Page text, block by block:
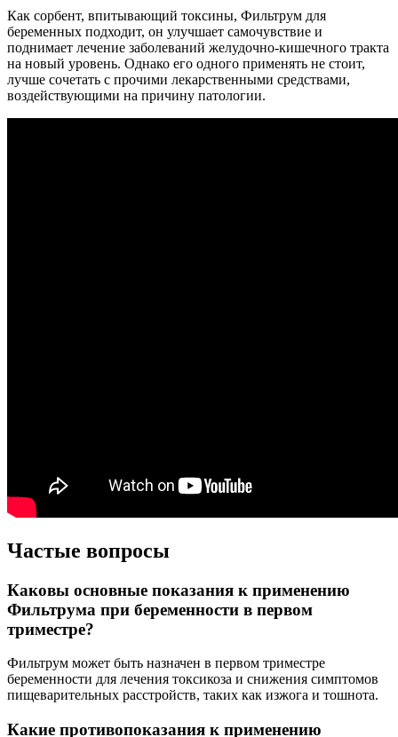
Как сорбент, впитывающий токсины, Фильтрум для
беременных подходит, он улучшает самочувствие и
поднимает лечение заболеваний желудочно-кишечного тракта
на новый уровень. Однако его одного применять не стоит,
лучше сочетать с прочими лекарственными средствами,
воздействующими на причину патологии.
Частые вопросы
Каковы основные показания к применению
Фильтрума при беременности в первом
триместре?
Фильтрум может быть назначен в первом триместре
беременности для лечения токсикоза и снижения симптомов
пищеварительных расстройств, таких как изжога и тошнота.
Какие противопоказания к применению